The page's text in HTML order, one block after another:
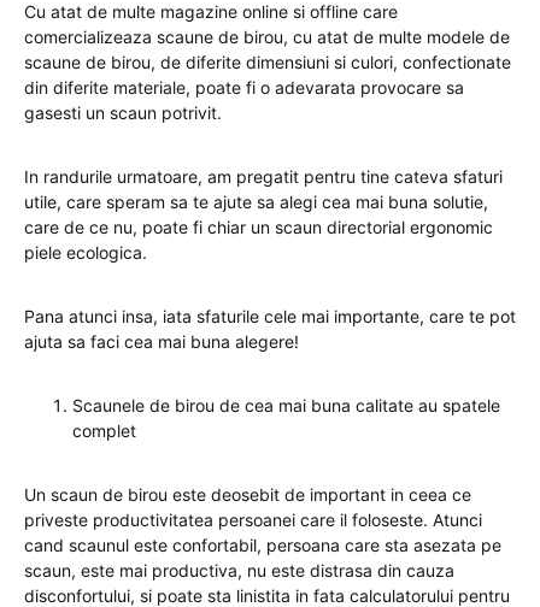
Cu atat de multe magazine online si offline care
comercializeaza scaune de birou, cu atat de multe modele de
scaune de birou, de diferite dimensiuni si culori, confectionate
din diferite materiale, poate fi o adevarata provocare sa
gasesti un scaun potrivit.
In randurile urmatoare, am pregatit pentru tine cateva sfaturi
utile, care speram sa te ajute sa alegi cea mai buna solutie,
care de ce nu, poate fi chiar un scaun directorial ergonomic
piele ecologica.
Pana atunci insa, iata sfaturile cele mai importante, care te pot
ajuta sa faci cea mai buna alegere!
Scaunele de birou de cea mai buna calitate au spatele
complet
Un scaun de birou este deosebit de important in ceea ce
priveste productivitatea persoanei care il foloseste. Atunci
cand scaunul este confortabil, persoana care sta asezata pe
scaun, este mai productiva, nu este distrasa din cauza
disconfortului, si poate sta linistita in fata calculatorului pentru